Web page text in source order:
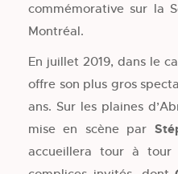
commémorative sur la
Montréal.
En juillet 2019, dans le
offre son plus gros
ans. Sur les plaines
mise en scène par
accueillera tour à tour